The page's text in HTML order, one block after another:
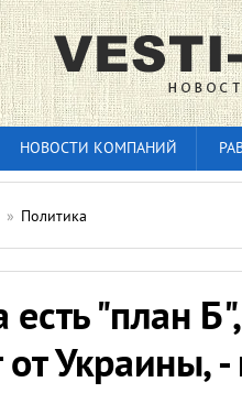
НОВОСТИ КОМПАНИЙ
» Политика
есть "план
от Украины,